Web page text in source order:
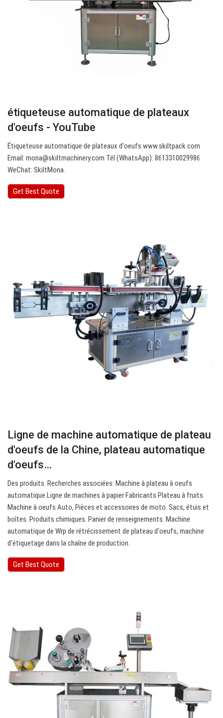
étiqueteuse automatique de plateaux
d'oeufs - YouTube
Étiqueteuse automatique de plateaux d'oeufs www.skiltpack.com
Email: mona@skiltmachinery.com Tél (WhatsApp): 8613310029986
WeChat: SkiltMona.
Get Best Quote
Ligne de machine automatique de plateau
d'oeufs de la Chine, plateau automatique
d'oeufs…
Des produits. Recherches associées: Machine à plateau à oeufs
automatique Ligne de machines à papier Fabricants Plateau à fruits
Machine à oeufs Auto, Pièces et accessoires de moto. Sacs, étuis et
boîtes. Produits chimiques. Panier de renseignements. Machine
automatique de Wrp de rétrécissement de plateau d'oeufs, machine
d'étiquetage dans la chaîne de production.
Get Best Quote